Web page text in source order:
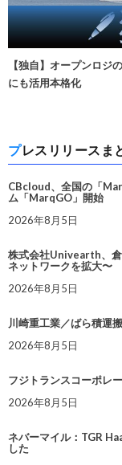
【独自】オープンロジ
にも活用本格化
プレスリリース
CBcloud、全国の「
ム「MarqGO」開始
2026年8月5日
株式会社Univearth、倉
ネットワークを拡大〜
2026年8月5日
川崎重工業／ばら積運
2026年8月5日
フジトランスコーポレ
2026年8月5日
ネバーマイル：TGR
した